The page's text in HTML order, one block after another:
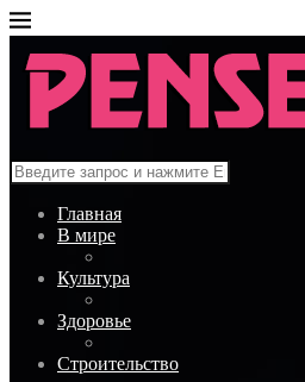
Главная
В мире
Культура
Здоровье
Строительство